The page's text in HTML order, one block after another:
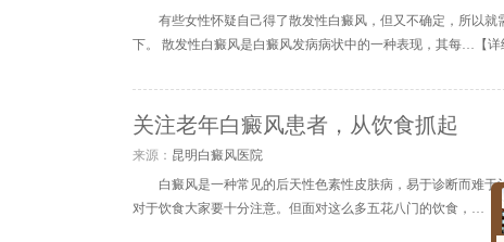
有些女性怀疑自己得了散发性白癜风，但又不确定，所以
下。 散发性白癜风是白癜风发病病状中的一种表现，其每…【详
关注老年白癜风患者，从饮食抓起
来源： 昆明白癜风医院
白癜风是一种常见的后天性色素性皮肤病，易于诊断而难
对于饮食大家要十分注意。但面对这么多五花八门的饮食，…【